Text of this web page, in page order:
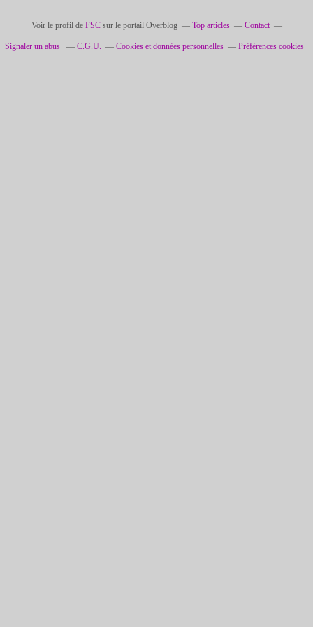
Voir le profil de FSCsur le portail Overblog Top articles Contact
Signaler un abus C.G.U. Cookies et données personnelles Préférences cookies